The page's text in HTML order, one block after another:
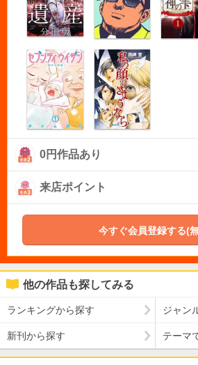
0円作品あり
来店ポイント
今すぐ会員登録する(
他の作品も探してみる
ランキングから探す ジャン
新刊から探す テーマ